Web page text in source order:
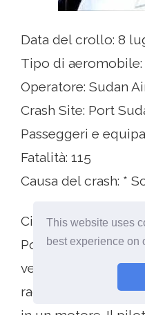
This website uses
best experience on
Data del crollo: 8
Tipo di aeromobile:
Operatore: Sudan
Crash Site: Port
Passeggeri e
Fatalità: 115
Causa del crash: *
Circa 10 minuti
Port Sudan sulla
verso la capitale, il
radio la torre di